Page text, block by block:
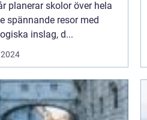
planerar skolor över hela
spännande resor med
inslag, d...